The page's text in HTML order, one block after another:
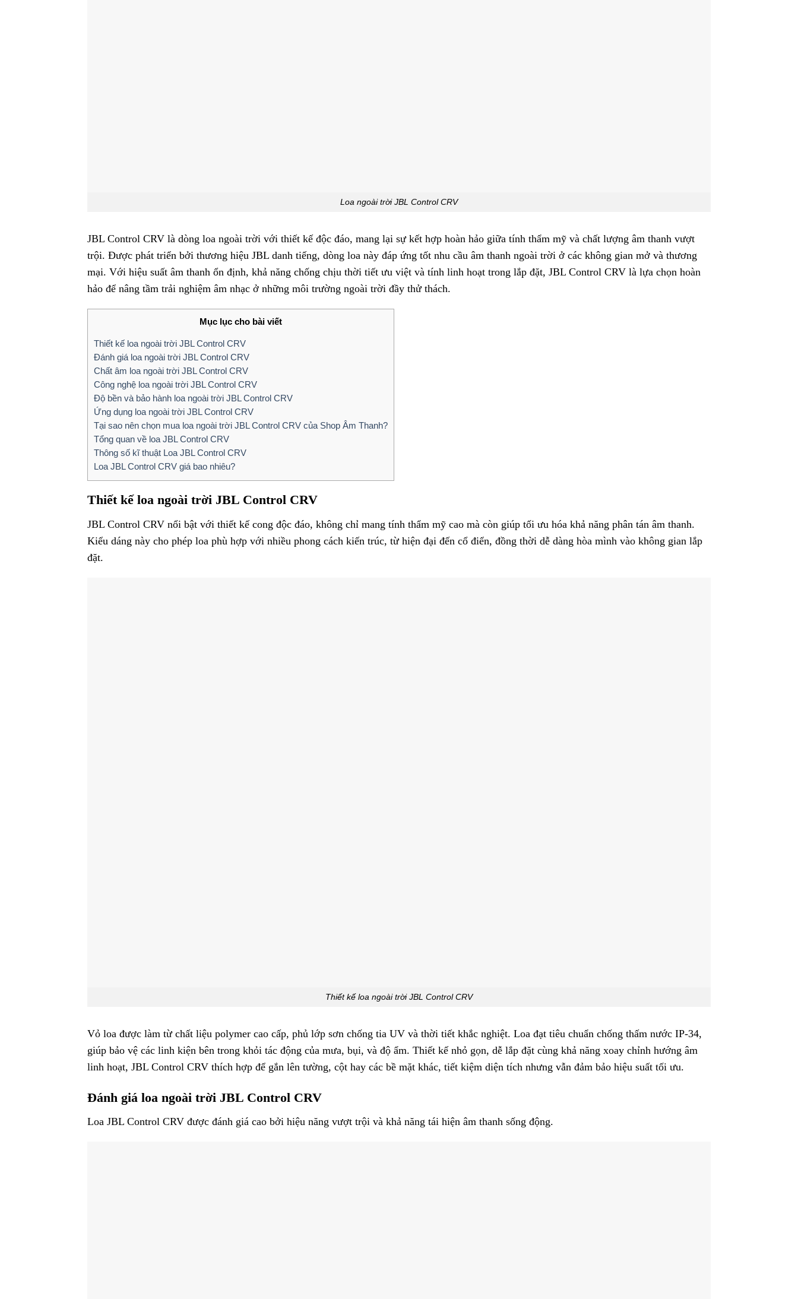
Loa ngoài trời JBL Control CRV
JBL Control CRV là dòng loa ngoài trời với thiết kế độc đáo, mang lại sự kết hợp hoàn hảo giữa tính thẩm mỹ và chất lượng âm thanh vượt
trội. Được phát triển bởi thương hiệu JBL danh tiếng, dòng loa này đáp ứng tốt nhu cầu âm thanh ngoài trời ở các không gian mở và thương
mại. Với hiệu suất âm thanh ổn định, khả năng chống chịu thời tiết ưu việt và tính linh hoạt trong lắp đặt, JBL Control CRV là lựa chọn hoàn
hảo để nâng tầm trải nghiệm âm nhạc ở những môi trường ngoài trời đầy thử thách.
Mục lục cho bài viết
Thiết kế loa ngoài trời JBL Control CRV
Đánh giá loa ngoài trời JBL Control CRV
Chất âm loa ngoài trời JBL Control CRV
Công nghệ loa ngoài trời JBL Control CRV
Độ bền và bảo hành loa ngoài trời JBL Control CRV
Ứng dụng loa ngoài trời JBL Control CRV
Tại sao nên chọn mua loa ngoài trời JBL Control CRV của Shop Âm Thanh?
Tổng quan về loa JBL Control CRV
Thông số kĩ thuật Loa JBL Control CRV
Loa JBL Control CRV giá bao nhiêu?
Thiết kế loa ngoài trời JBL Control CRV
JBL Control CRV nổi bật với thiết kế cong độc đáo, không chỉ mang tính thẩm mỹ cao mà còn giúp tối ưu hóa khả năng phân tán âm thanh.
Kiểu dáng này cho phép loa phù hợp với nhiều phong cách kiến trúc, từ hiện đại đến cổ điển, đồng thời dễ dàng hòa mình vào không gian lắp
đặt.
Thiết kế loa ngoài trời JBL Control CRV
Vỏ loa được làm từ chất liệu polymer cao cấp, phủ lớp sơn chống tia UV và thời tiết khắc nghiệt. Loa đạt tiêu chuẩn chống thấm nước IP-34,
giúp bảo vệ các linh kiện bên trong khỏi tác động của mưa, bụi, và độ ẩm. Thiết kế nhỏ gọn, dễ lắp đặt cùng khả năng xoay chỉnh hướng âm
linh hoạt, JBL Control CRV thích hợp để gắn lên tường, cột hay các bề mặt khác, tiết kiệm diện tích nhưng vẫn đảm bảo hiệu suất tối ưu.
Đánh giá loa ngoài trời JBL Control CRV
Loa JBL Control CRV được đánh giá cao bởi hiệu năng vượt trội và khả năng tái hiện âm thanh sống động.